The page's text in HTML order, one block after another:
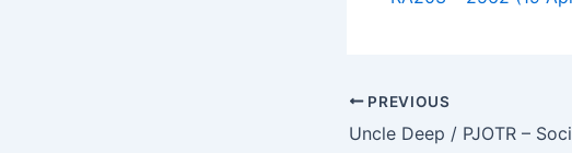
Post
navigation
PREVIOUS